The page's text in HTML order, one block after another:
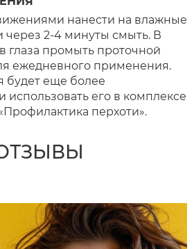
нанести на влажные
через 2-4 минуты смыть. В
глаза промыть проточной
ежедневного применения.
будет еще более
его в комплексе
перхоти».